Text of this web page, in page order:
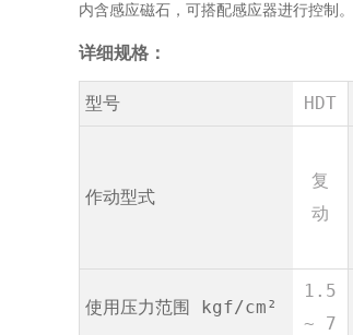
内含感应磁石，可搭配感应器进行控制。
详细规格：
型号 HDT
作动型式
复
动
使用压力范围 kgf/cm²
1.5
~ 7